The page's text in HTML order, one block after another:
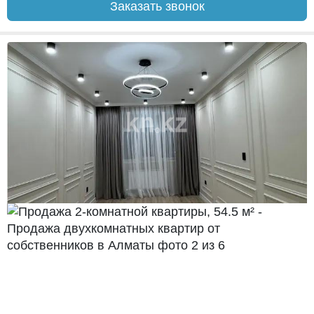
Заказать звонок